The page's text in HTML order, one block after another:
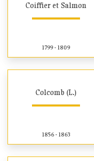
Coiffier et Salmon
1799 - 1809
Colcomb (L.)
1856 - 1863